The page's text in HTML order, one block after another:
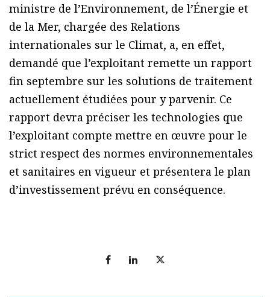
ministre de l’Environnement, de l’Énergie et
de la Mer, chargée des Relations
internationales sur le Climat, a, en effet,
demandé que l’exploitant remette un rapport
fin septembre sur les solutions de traitement
actuellement étudiées pour y parvenir. Ce
rapport devra préciser les technologies que
l’exploitant compte mettre en œuvre pour le
strict respect des normes environnementales
et sanitaires en vigueur et présentera le plan
d’investissement prévu en conséquence.